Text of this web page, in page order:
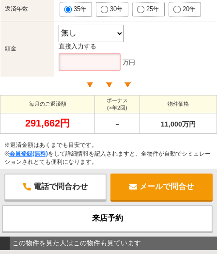
返済年数 35年 30年 25年 20年
頭金 直接入力する
万円
毎月のご返済額
ボーナス
(×年2回)
物件価格
291,662円 － 11,000万円
※返済金額はあくまでも目安です。
※会員登録(無料)をして詳細情報を記入されますと、全物件が自動でシミュレー
ションされとても便利になります。
電話で問合わせ メールで問合せ
来店予約
この物件を見た人はこの物件も見ています